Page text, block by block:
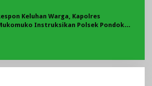
Keluhan Warga, Kapolres
Instruksikan Polsek Pondok